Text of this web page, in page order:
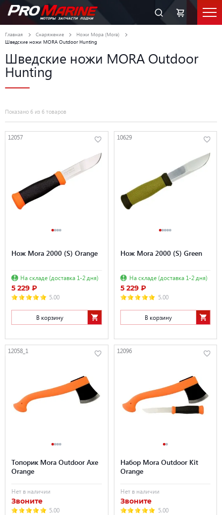
Главная Снаряжение
Ножи Мора (Mora)
Шведские ножи MORA Outdoor Hunting
Шведские ножи MORA Outdoor
Hunting
Показано 6 из 6 товаров
12057
Нож Mora 2000 (S) Orange
На складе (доставка 1-2 дня)
5 229 ₽
5.00
В корзину
10629
Нож Mora 2000 (S) Green
На складе (доставка 1-2 дня)
5 229 ₽
5.00
В корзину
12058_1
Топорик Mora Outdoor Axe
Orange
Нет в наличии
Звоните
5.00
12096
Набор Mora Outdoor Kit
Orange
Нет в наличии
Звоните
5.00